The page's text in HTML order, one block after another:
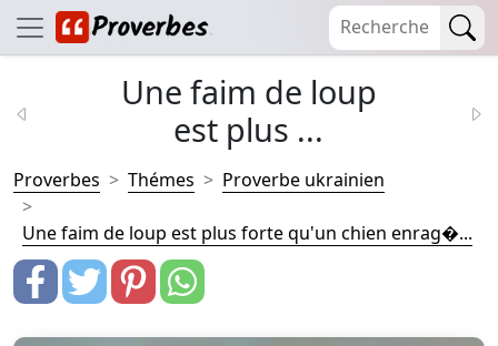
Une faim de loup
est plus ...
Proverbes Thémes Proverbe ukrainien
Une faim de loup est plus forte qu'un chien enrag�...